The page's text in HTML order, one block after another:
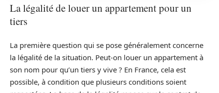
La légalité de louer un appartement pour un
tiers
La première question qui se pose généralement concerne
la légalité de la situation. Peut-on louer un appartement à
son nom pour qu’un tiers y vive ? En France, cela est
possible, à condition que plusieurs conditions soient